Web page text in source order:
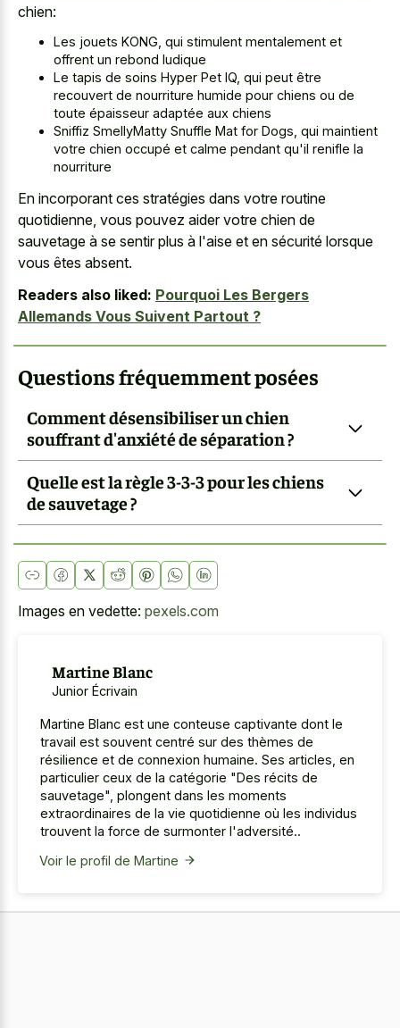
chien:
Les jouets KONG, qui stimulent mentalement et
offrent un rebond ludique
Le tapis de soins Hyper Pet IQ, qui peut être
recouvert de nourriture humide pour chiens ou de
toute épaisseur adaptée aux chiens
Sniffiz SmellyMatty Snuffle Mat for Dogs, qui maintient
votre chien occupé et calme pendant qu'il renifle la
nourriture
En incorporant ces stratégies dans votre routine
quotidienne, vous pouvez aider votre chien de
sauvetage à se sentir plus à l'aise et en sécurité lorsque
vous êtes absent.
Readers also liked: Pourquoi Les Bergers
Allemands Vous Suivent Partout ?
Questions fréquemment posées
Comment désensibiliser un chien
souffrant d'anxiété de séparation ?
Quelle est la règle 3-3-3 pour les chiens
de sauvetage ?
Images en vedette: pexels.com
Martine Blanc
Junior Écrivain
Martine Blanc est une conteuse captivante dont le
travail est souvent centré sur des thèmes de
résilience et de connexion humaine. Ses articles, en
particulier ceux de la catégorie "Des récits de
sauvetage", plongent dans les moments
extraordinaires de la vie quotidienne où les individus
trouvent la force de surmonter l'adversité..
Voir le profil de Martine